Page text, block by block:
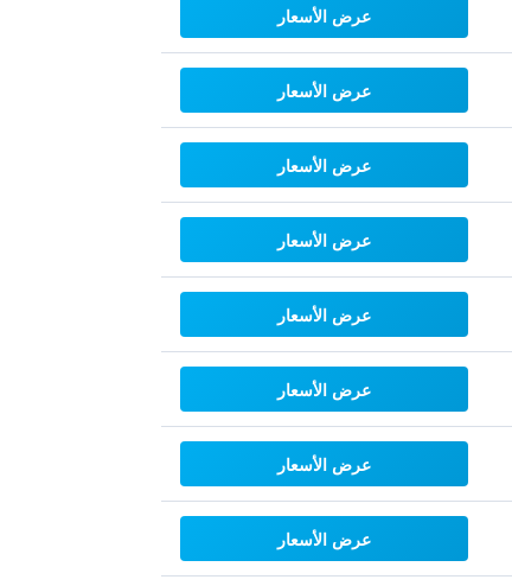
عرض الأسعار
عرض الأسعار
عرض الأسعار
عرض الأسعار
عرض الأسعار
عرض الأسعار
عرض الأسعار
عرض الأسعار